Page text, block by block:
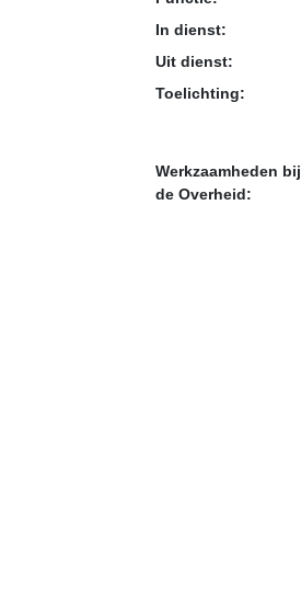
In dienst:
Uit dienst:
Toelichting:
Werkzaamheden bij
de Overheid: